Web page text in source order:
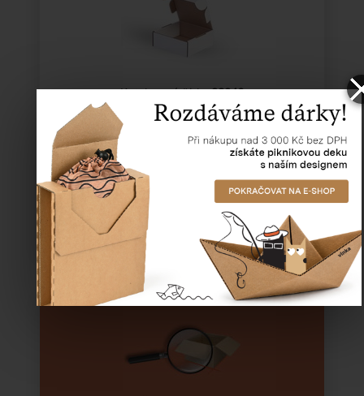
Katalogové číslo:23246
Cena od